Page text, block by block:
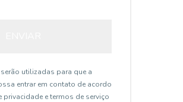
utilizadas para que a
entrar em contato de acordo
privacidade e termos de serviço